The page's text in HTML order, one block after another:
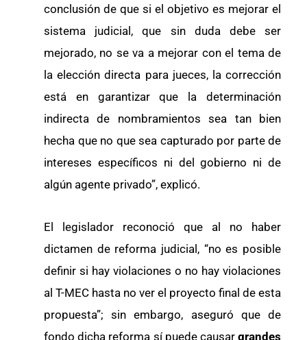
conclusión de que si el objetivo es mejorar el
sistema judicial, que sin duda debe ser
mejorado, no se va a mejorar con el tema de
la elección directa para jueces, la corrección
está en garantizar que la determinación
indirecta de nombramientos sea tan bien
hecha que no que sea capturado por parte de
intereses específicos ni del gobierno ni de
algún agente privado”, explicó.
El legislador reconoció que al no haber
dictamen de reforma judicial, “no es posible
definir si hay violaciones o no hay violaciones
al T-MEC hasta no ver el proyecto final de esta
propuesta”; sin embargo, aseguró que de
fondo dicha reforma sí puede causar grandes